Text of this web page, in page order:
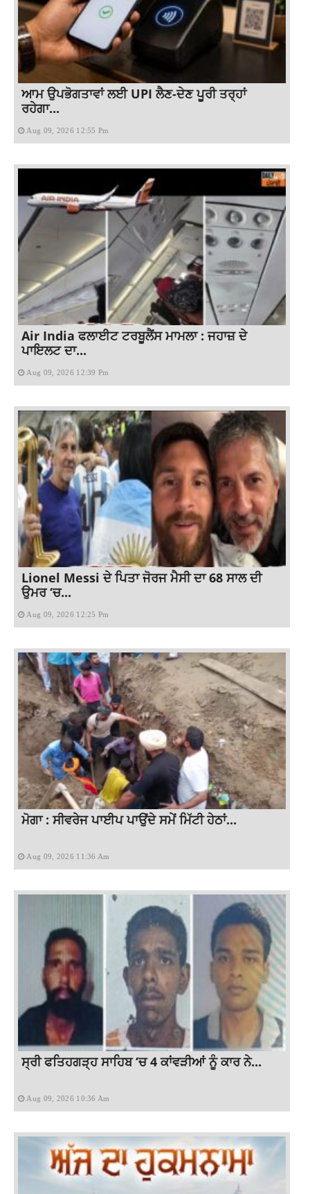
ਆਮ ਉਪਭੋਗਤਾਵਾਂ ਲਈ UPI ਲੈਣ-ਦੇਣ ਪੂਰੀ ਤਰ੍ਹਾਂ
ਰਹੇਗਾ...
Aug 09, 2026 12:55 Pm
Air India ਫਲਾਈਟ ਟਰਬੂਲੈਂਸ ਮਾਮਲਾ : ਜਹਾਜ਼ ਦੇ
ਪਾਇਲਟ ਦਾ...
Aug 09, 2026 12:39 Pm
Lionel Messi ਦੇ ਪਿਤਾ ਜੋਰਜ ਮੈਸੀ ਦਾ 68 ਸਾਲ ਦੀ
ਉਮਰ ‘ਚ...
Aug 09, 2026 12:25 Pm
ਮੋਗਾ : ਸੀਵਰੇਜ ਪਾਈਪ ਪਾਉਂਦੇ ਸਮੇਂ ਮਿੱਟੀ ਹੇਠਾਂ...
Aug 09, 2026 11:36 Am
ਸ੍ਰੀ ਫਤਿਹਗੜ੍ਹ ਸਾਹਿਬ ‘ਚ 4 ਕਾਂਵੜੀਆਂ ਨੂੰ ਕਾਰ ਨੇ...
Aug 09, 2026 10:36 Am